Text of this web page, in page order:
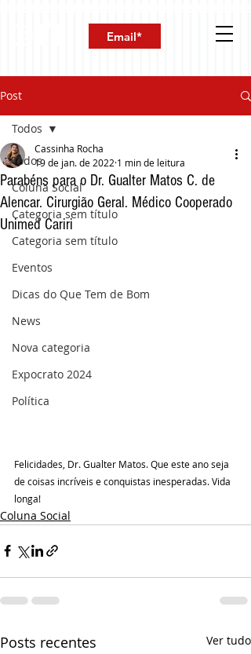
Post
Todos
Coluna Social
Categoria sem título
Categoria sem título
Eventos
Dicas do Que Tem de Bom
News
Nova categoria
Expocrato 2024
Política
Todos
Parabéns para o Dr. Gualter Matos C. de
Alencar. Cirurgião Geral. Médico Cooperado
Unimed Cariri
Cassinha Rocha
19 de jan. de 2022 1 min de leitura
Felicidades, Dr. Gualter Matos. Que este ano seja
de coisas incríveis e conquistas inesperadas. Vida
longa!
Coluna Social
Posts recentes Ver tudo